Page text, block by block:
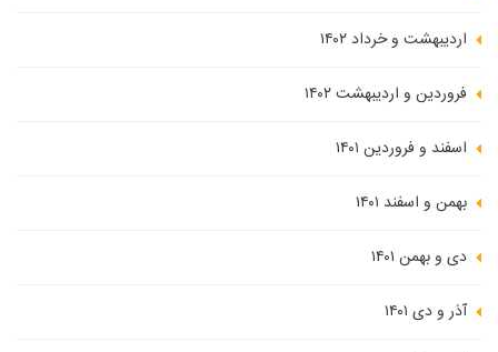
اردیبهشت و خرداد ۱۴۰۲
فروردین و اردیبهشت ۱۴۰۲
اسفند و فروردین ۱۴۰۱
بهمن و اسفند ۱۴۰۱
دی و بهمن ۱۴۰۱
آذر و دی ۱۴۰۱